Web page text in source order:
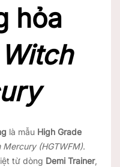
hỏa
là mẫu High Grade
Mercury (HGTWFM).
từ dòng Demi Trainer,